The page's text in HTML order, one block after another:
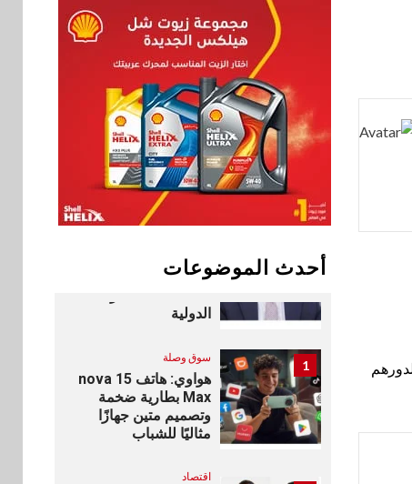
أحدث الموضوعات
بنك الإسكندرية يطلق
الحساب الجاري “ابدأ”
اليومي
9
اخبار سيارات
راية للمباني الذكية
وSungrow تعززان
مكانة Electra كأسرع
شبكة لشحن المركبات
الكهربائية في مصر
البنك الأهلي يعين عمرو
السُلمي رئيسًا تنفيذيًا
الدولية
1 سوق وصلة
هواوي: هاتف nova 15
Max بطارية ضخمة
وتصميم متين جهازًا
مثاليًا للشباب
اقتصاد